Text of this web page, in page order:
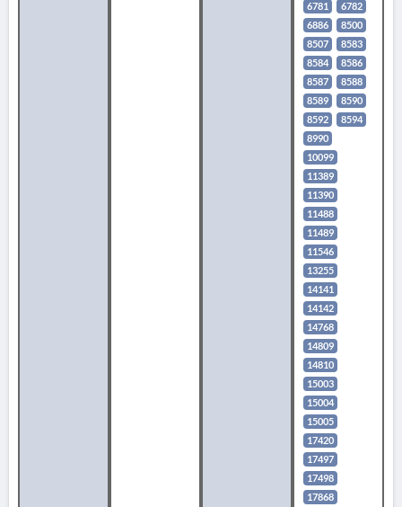
6781
6782
6886
8500
8507
8583
8584
8586
8587
8588
8589
8590
8592
8594
8990
10099
11389
11390
11488
11489
11546
13255
14141
14142
14768
14809
14810
15003
15004
15005
17420
17497
17498
17868